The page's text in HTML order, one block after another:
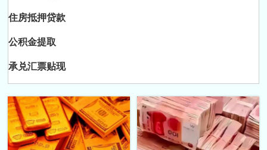
住房抵押贷款
公积金提取
承兑汇票贴现